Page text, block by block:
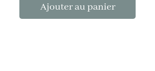
Ajouter au panier